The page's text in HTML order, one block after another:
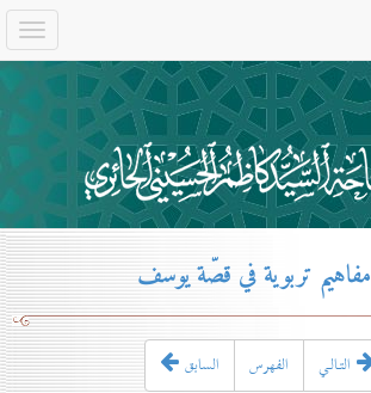
مفاهيم تربوية في قصّة يوسف
السابق الفهرس التـالـي